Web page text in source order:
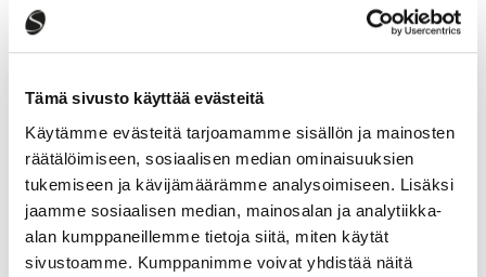
Tämä sivusto käyttää evästeitä
Käytämme evästeitä tarjoamamme sisällön ja mainosten
räätälöimiseen, sosiaalisen median ominaisuuksien
tukemiseen ja kävijämäärämme analysoimiseen. Lisäksi
jaamme sosiaalisen median, mainosalan ja analytiikka-
alan kumppaneillemme tietoja siitä, miten käytät
sivustoamme. Kumppanimme voivat yhdistää näitä
Katso kaikki tapahtumat
Jaa tapahtuma:
Facebook
Twitter
Linkedin